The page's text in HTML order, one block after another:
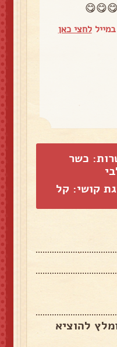
לחצי כאן
כשר
קושי: קל
להוציא